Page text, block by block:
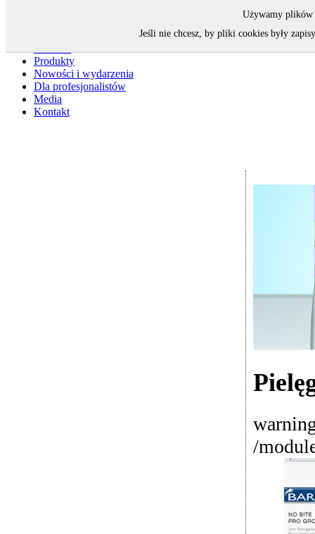
Produkty
Nowości i wydarzenia
Dla profesjonalistów
Media
Kontakt
/
Używamy plików
Jeśli nie chcesz, by pliki cookies były